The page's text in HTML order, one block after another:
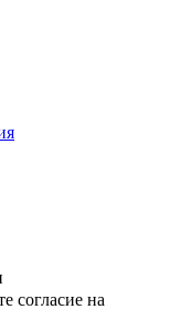
согласие на